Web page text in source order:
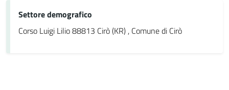
Settore demografico
Corso Luigi Lilio 88813 Cirò (KR) , Comune di Cirò